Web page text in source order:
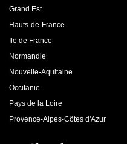
Grand Est
Hauts-de-France
Ile de France
Normandie
Nouvelle-Aquitaine
Occitanie
Pays de la Loire
Provence-Alpes-Côtes d'Azur